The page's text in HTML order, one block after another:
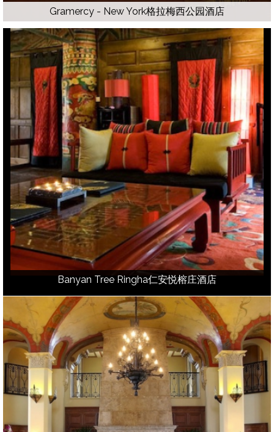
Gramercy - New York格拉梅西公园酒店
Banyan Tree Ringha仁安悦榕庄酒店